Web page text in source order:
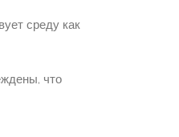
среду как
что